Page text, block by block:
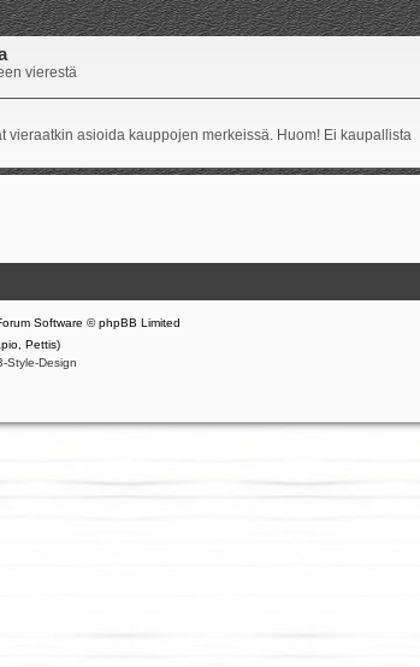
vierestä
vieraatkin asioida kauppojen merkeissä. Huom! Ei kaupallista
Software © phpBB Limited
Pettis)
Style-Design